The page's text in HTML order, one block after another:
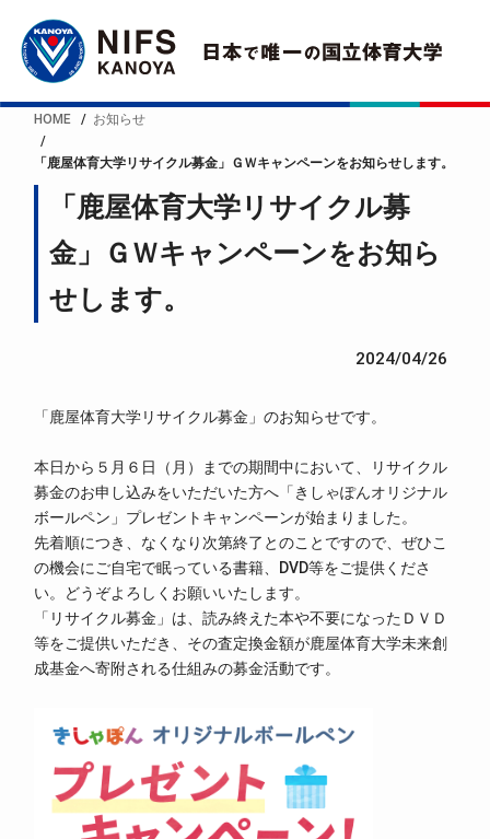
HOME お知らせ
「鹿屋体育大学リサイクル募金」ＧＷキャンペーンをお知らせします。
「鹿屋体育大学リサイクル募
金」ＧＷキャンペーンをお知ら
せします。
2024/04/26
「鹿屋体育大学リサイクル募金」のお知らせです。
本日から５月６日（月）までの期間中において、リサイクル
募金のお申し込みをいただいた方へ「きしゃぽんオリジナル
ボールペン」プレゼントキャンペーンが始まりました。
先着順につき、なくなり次第終了とのことですので、ぜひこ
の機会にご自宅で眠っている書籍、DVD等をご提供くださ
い。どうぞよろしくお願いいたします。
「リサイクル募金」は、読み終えた本や不要になったＤＶＤ
等をご提供いただき、その査定換金額が鹿屋体育大学未来創
成基金へ寄附される仕組みの募金活動です。